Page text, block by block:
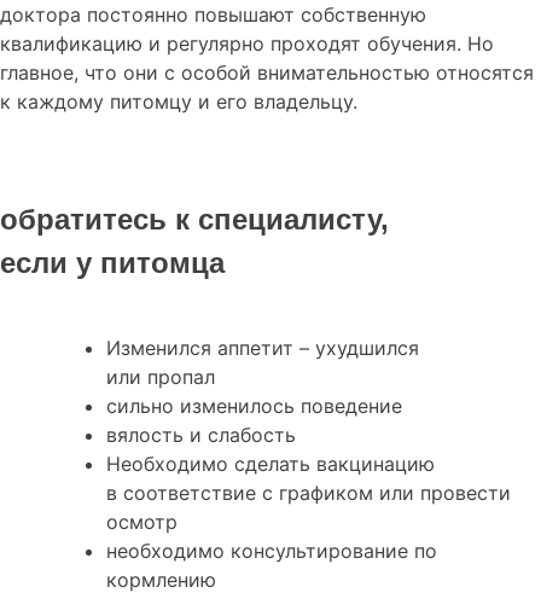
доктора постоянно повышают собственную
квалификацию и регулярно проходят обучения. Но
главное, что они с особой внимательностью относятся
к каждому питомцу и его владельцу.
обратитесь к специалисту,
если у питомца
Изменился аппетит – ухудшился
или пропал
сильно изменилось поведение
вялость и слабость
Необходимо сделать вакцинацию
в соответствие с графиком или провести
осмотр
необходимо консультирование по
кормлению